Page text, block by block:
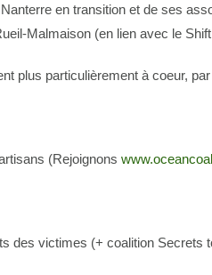
en transition et de ses
Malmaison (en lien avec le
plus particulièrement à coeur,
(Rejoignons
des victimes (+ coalition Secrets